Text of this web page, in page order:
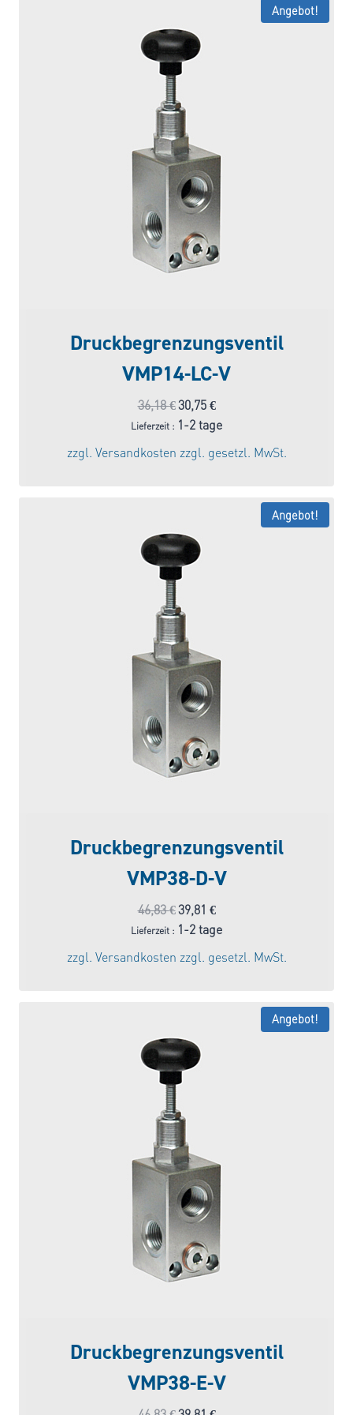
Angebot!
Druckbegrenzungsventil
VMP14-LC-V
36,18€Ursprünglicher
Preis
war:
36,18 €
30,75 €Aktueller
Preis
Lieferzeit : 1-2 tage
zzgl. Versandkosten zzgl. gesetzl. MwSt.
Angebot!
Druckbegrenzungsventil
VMP38-D-V
46,83€Ursprünglicher
Preis
war:
46,83 €
39,81 €Aktueller
Preis
Lieferzeit : 1-2 tage
zzgl. Versandkosten zzgl. gesetzl. MwSt.
Angebot!
Druckbegrenzungsventil
VMP38-E-V